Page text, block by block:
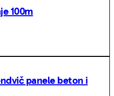
100m
panele beton i